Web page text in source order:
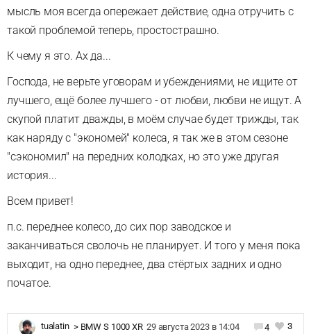
мысль моя всегда опережает действие, одна отручить с
такой проблемой теперь, простострашно.
К чему я это. Ах да...
Господа, не верьте уговорам и убеждениями, не ищите от
лучшего, ещё более лучшего - от любви, любви не ищут. А
скупой платит дважды, в моём случае будет трижды, так
как наряду с "экономей" колеса, я так же в этом сезоне
"сэкономил" на передних колодках, но это уже другая
история...
Всем привет!
п.с. переднее колесо, до сих пор заводское и
заканчиваться сволочь не планирует. И того у меня пока
выходит, на одно переднее, два стёртых задних и одно
початое.
tualatin > BMW S 1000 XR 29 августа 2023 в 14:04 4 3